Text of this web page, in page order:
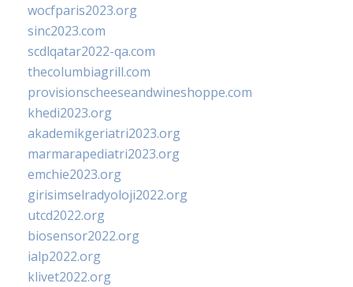
wocfparis2023.org
sinc2023.com
scdlqatar2022-qa.com
thecolumbiagrill.com
provisionscheeseandwineshoppe.com
khedi2023.org
akademikgeriatri2023.org
marmarapediatri2023.org
emchie2023.org
girisimselradyoloji2022.org
utcd2022.org
biosensor2022.org
ialp2022.org
klivet2022.org